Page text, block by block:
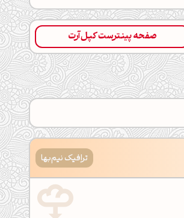
صفحه پینترست کپل‌آرت
ترافیک نیم‌بها